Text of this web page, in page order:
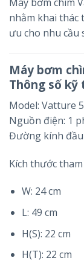
nhằm khai
ưu cho nhu cầu
Máy bơm
Thông số kỹ
Model: Vatture
Nguồn điện: 1
Đường kính đầu
Kích thước
W: 24 cm
L: 49 cm
H(S): 22 cm
H(T): 22 cm